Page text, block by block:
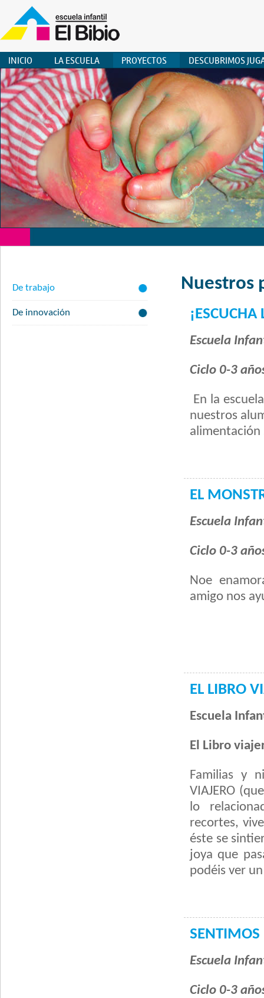
INICIO LA ESCUELA PROYECTOS DESCUBRIMOS
De trabajo
De innovación
Nuestros
Escuela
Ciclo 0-3
En la
nuestros
alimentación
EL
Escuela
Ciclo 0-3
Noe
amigo nos
EL LIBRO
Escuela
El Libro
Familias y
VIAJERO
lo
recortes,
éste se
joya que
podéis ver
SENTIMOS
Escuela
Ciclo 0-3